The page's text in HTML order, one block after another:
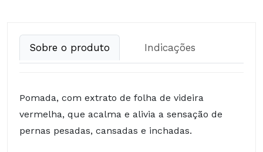
Sobre o produto Indicações
Pomada, com extrato de folha de videira
vermelha, que acalma e alivia a sensação de
pernas pesadas, cansadas e inchadas.